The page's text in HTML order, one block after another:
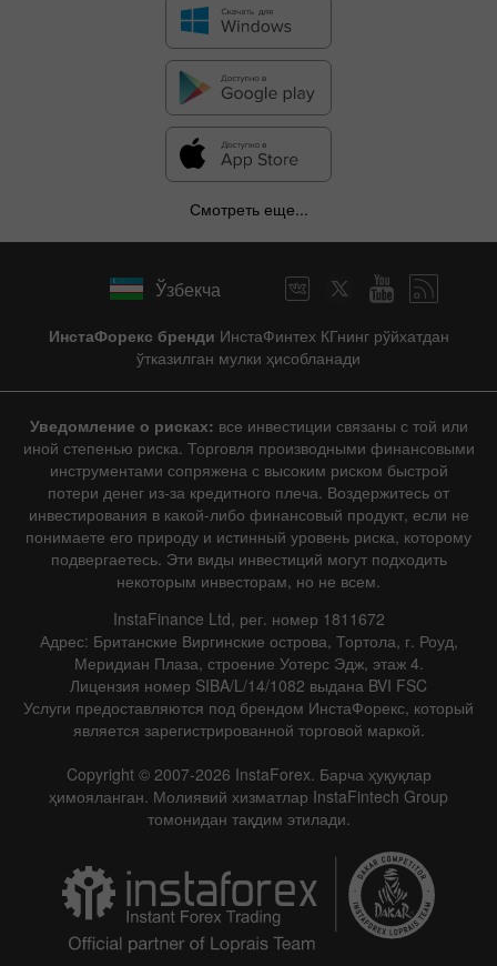
Смотреть еще...
Ўзбекча
ИнстаФорекс бренди ИнстаФинтех КГнинг рўйхатдан
ўтказилган мулки ҳисобланади
Уведомление о рисках: все инвестиции связаны с той или
иной степенью риска. Торговля производными финансовыми
инструментами сопряжена с высоким риском быстрой
потери денег из-за кредитного плеча. Воздержитесь от
инвестирования в какой-либо финансовый продукт, если не
понимаете его природу и истинный уровень риска, которому
подвергаетесь. Эти виды инвестиций могут подходить
некоторым инвесторам, но не всем.
InstaFinance Ltd, рег. номер 1811672
Адрес: Британские Виргинские острова, Тортола, г. Роуд,
Меридиан Плаза, строение Уотерс Эдж, этаж 4.
Лицензия номер SIBA/L/14/1082 выдана BVI FSC
Услуги предоставляются под брендом ИнстаФорекс, который
является зарегистрированной торговой маркой.
Copyright © 2007-2026 InstaForex. Барча ҳуқуқлар
ҳимояланган. Молиявий хизматлар InstaFintech Group
томонидан тақдим этилади.